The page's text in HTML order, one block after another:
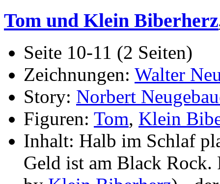
Tom und Klein Biberherz
Seite 10-11 (2 Seiten)
Zeichnungen: Walter
Story: Norbert
Figuren: Tom, Klein
Inhalt: Halb im Schlaf
Geld ist am Black Rock.